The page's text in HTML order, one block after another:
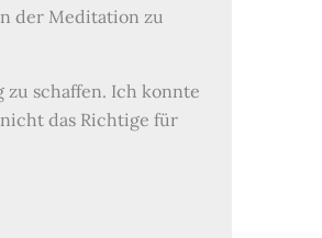
der Meditation zu
zu schaffen. Ich konnte
das Richtige für